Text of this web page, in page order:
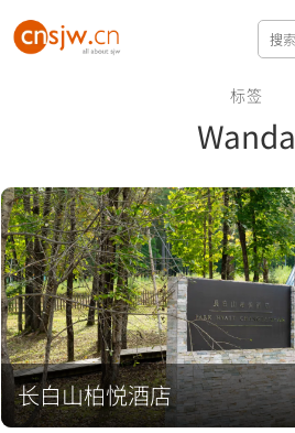
标签
Wanda
长白山柏悦酒店